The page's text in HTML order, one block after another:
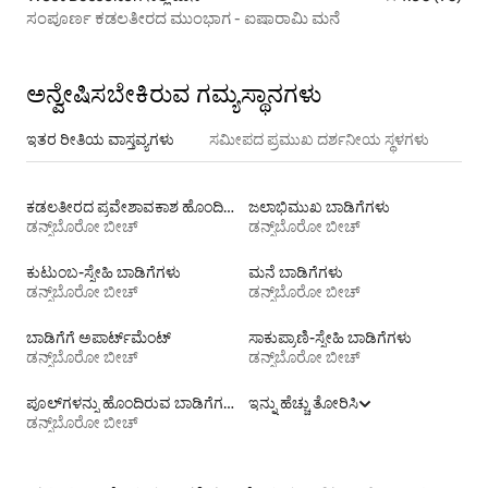
ಸಂಪೂರ್ಣ ಕಡಲತೀರದ ಮುಂಭಾಗ - ಐಷಾರಾಮಿ ಮನೆ
ಅನ್ವೇಷಿಸಬೇಕಿರುವ ಗಮ್ಯಸ್ಥಾನಗಳು
ಇತರ ರೀತಿಯ ವಾಸ್ತವ್ಯಗಳು ಸಮೀಪದ ಪ್ರಮುಖ ದರ್ಶನೀಯ ಸ್ಥಳಗಳು
ಕಡಲತೀರದ ಪ್ರವೇಶಾವಕಾಶ ಹೊಂದಿರುವ ವಸತಿ ಬಾಡಿಗೆಗಳು
ಡನ್ಸ್‌ಬೊರೋ ಬೀಚ್
ಜಲಾಭಿಮುಖ ಬಾಡಿಗೆಗಳು
ಡನ್ಸ್‌ಬೊರೋ ಬೀಚ್
ಕುಟುಂಬ-ಸ್ನೇಹಿ ಬಾಡಿಗೆಗಳು
ಡನ್ಸ್‌ಬೊರೋ ಬೀಚ್
ಮನೆ ಬಾಡಿಗೆಗಳು
ಡನ್ಸ್‌ಬೊರೋ ಬೀಚ್
ಬಾಡಿಗೆಗೆ ಅಪಾರ್ಟ್‌ಮೆಂಟ್‌
ಡನ್ಸ್‌ಬೊರೋ ಬೀಚ್
ಸಾಕುಪ್ರಾಣಿ-ಸ್ನೇಹಿ ಬಾಡಿಗೆಗಳು
ಡನ್ಸ್‌ಬೊರೋ ಬೀಚ್
ಪೂಲ್‍ಗಳನ್ನು ಹೊಂದಿರುವ ಬಾಡಿಗೆಗಳು
ಡನ್ಸ್‌ಬೊರೋ ಬೀಚ್
ಇನ್ನು ಹೆಚ್ಚು ತೋರಿಸಿ